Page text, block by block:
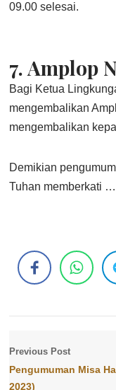
09.00 selesai.
7.Amplop
Bagi Ketua
mengembalikan
mengembalikan
Demikian
Tuhan memberkati …
Previous Post
Pengumuman Misa
2023)